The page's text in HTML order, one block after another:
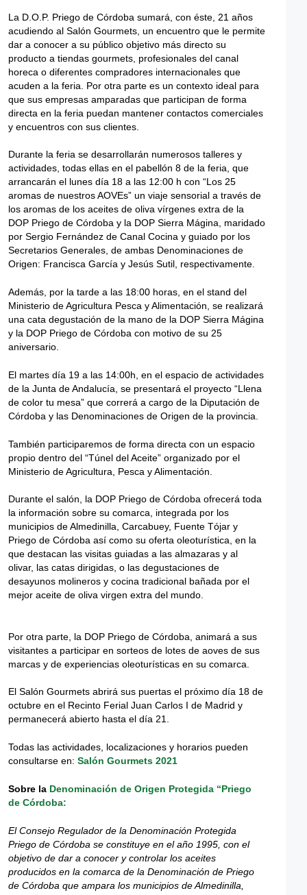
La D.O.P. Priego de Córdoba sumará, con éste, 21 años
acudiendo al Salón Gourmets, un encuentro que le permite
dar a conocer a su público objetivo más directo su
producto a tiendas gourmets, profesionales del canal
horeca o diferentes compradores internacionales que
acuden a la feria. Por otra parte es un contexto ideal para
que sus empresas amparadas que participan de forma
directa en la feria puedan mantener contactos comerciales
y encuentros con sus clientes.
Durante la feria se desarrollarán numerosos talleres y
actividades, todas ellas en el pabellón 8 de la feria, que
arrancarán el lunes día 18 a las 12:00 h con “Los 25
aromas de nuestros AOVEs” un viaje sensorial a través de
los aromas de los aceites de oliva vírgenes extra de la
DOP Priego de Córdoba y la DOP Sierra Mágina, maridado
por Sergio Fernández de Canal Cocina y guiado por los
Secretarios Generales, de ambas Denominaciones de
Origen: Francisca García y Jesús Sutil, respectivamente.
Además, por la tarde a las 18:00 horas, en el stand del
Ministerio de Agricultura Pesca y Alimentación, se realizará
una cata degustación de la mano de la DOP Sierra Mágina
y la DOP Priego de Córdoba con motivo de su 25
aniversario.
El martes día 19 a las 14:00h, en el espacio de actividades
de la Junta de Andalucía, se presentará el proyecto “Llena
de color tu mesa” que correrá a cargo de la Diputación de
Córdoba y las Denominaciones de Origen de la provincia.
También participaremos de forma directa con un espacio
propio dentro del “Túnel del Aceite” organizado por el
Ministerio de Agricultura, Pesca y Alimentación.
Durante el salón, la DOP Priego de Córdoba ofrecerá toda
la información sobre su comarca, integrada por los
municipios de Almedinilla, Carcabuey, Fuente Tójar y
Priego de Córdoba así como su oferta oleoturística, en la
que destacan las visitas guiadas a las almazaras y al
olivar, las catas dirigidas, o las degustaciones de
desayunos molineros y cocina tradicional bañada por el
mejor aceite de oliva virgen extra del mundo.
Por otra parte, la DOP Priego de Córdoba, animará a sus
visitantes a participar en sorteos de lotes de aoves de sus
marcas y de experiencias oleoturísticas en su comarca.
El Salón Gourmets abrirá sus puertas el próximo día 18 de
octubre en el Recinto Ferial Juan Carlos I de Madrid y
permanecerá abierto hasta el día 21.
Todas las actividades, localizaciones y horarios pueden
consultarse en:Salón Gourmets 2021
Sobre la Denominación de Origen Protegida “Priego
de Córdoba:
El Consejo Regulador de la Denominación Protegida
Priego de Córdoba se constituye en el año 1995, con el
objetivo de dar a conocer y controlar los aceites
producidos en la comarca de la Denominación de Priego
de Córdoba que ampara los municipios de Almedinilla,